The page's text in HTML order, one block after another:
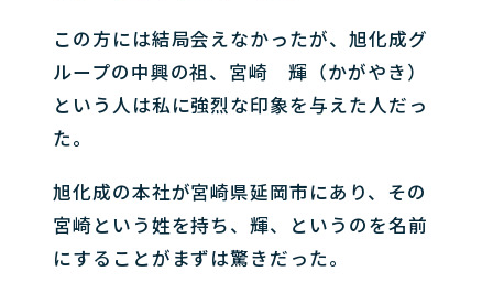
この方には結局会えなかったが、旭化成グ
ループの中興の祖、宮崎 輝（かがやき）
という人は私に強烈な印象を与えた人だっ
た。
旭化成の本社が宮崎県延岡市にあり、その
宮崎という姓を持ち、輝、というのを名前
にすることがまずは驚きだった。